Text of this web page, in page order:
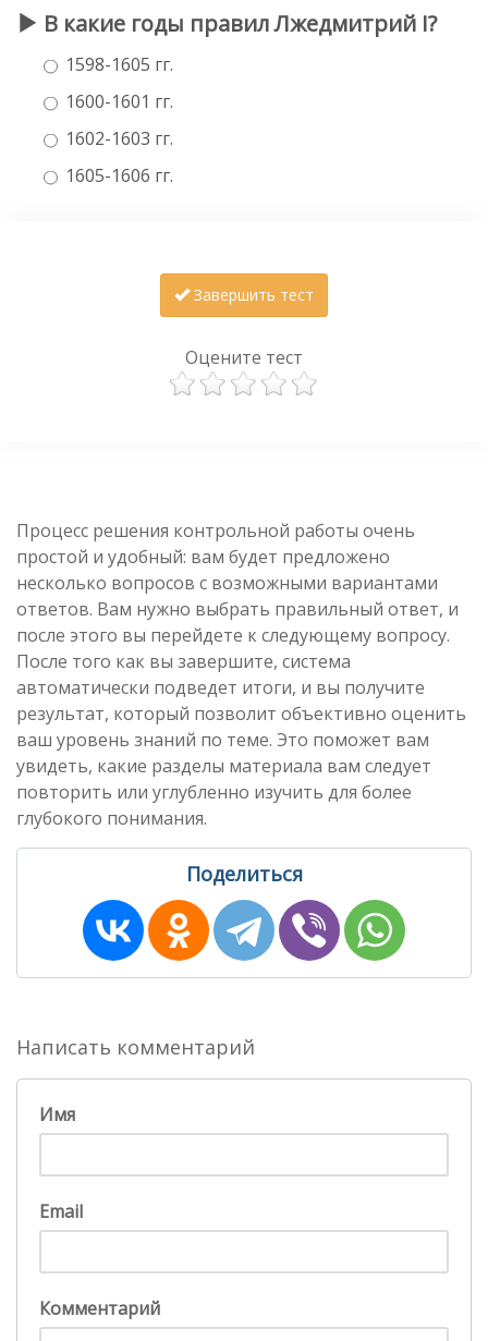
В какие годы правил Лжедмитрий I?
1598-1605 гг.
1600-1601 гг.
1602-1603 гг.
1605-1606 гг.
Завершить тест
Оцените тест
Процесс решения контрольной работы очень
простой и удобный: вам будет предложено
несколько вопросов с возможными вариантами
ответов. Вам нужно выбрать правильный ответ, и
после этого вы перейдете к следующему вопросу.
После того как вы завершите, система
автоматически подведет итоги, и вы получите
результат, который позволит объективно оценить
ваш уровень знаний по теме. Это поможет вам
увидеть, какие разделы материала вам следует
повторить или углубленно изучить для более
глубокого понимания.
Поделиться
Написать комментарий
Имя
Email
Комментарий